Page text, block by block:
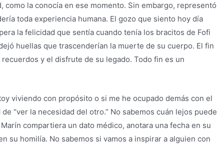
como la conocía en ese momento. Sin embargo, representó
toda experiencia humana. El gozo que siento hoy día
la felicidad que sentía cuando tenía los bracitos de Fofi
huellas que trascenderían la muerte de su cuerpo. El fin
y el disfrute de su legado. Todo fin es un
viviendo con propósito o si me he ocupado demás con el
“ver la necesidad del otro.” No sabemos cuán lejos puede
compartiera un dato médico, anotara una fecha en su
su homilía. No sabemos si vamos a inspirar a alguien con